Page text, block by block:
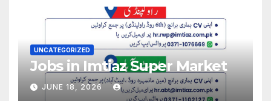
UNCATEGORIZED
Jobs in Imtiaz Super Market
JUNE 18, 2026